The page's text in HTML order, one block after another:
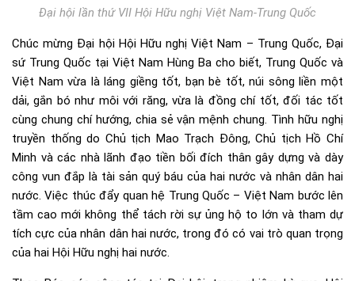
Đại hội lần thứ VII Hội Hữu nghị Việt Nam-Trung Quốc
Chúc mừng Đại hội Hội Hữu nghị Việt Nam – Trung Quốc, Đại
sứ Trung Quốc tại Việt Nam Hùng Ba cho biết, Trung Quốc và
Việt Nam vừa là láng giềng tốt, bạn bè tốt, núi sông liền một
dải, gắn bó như môi với răng, vừa là đồng chí tốt, đối tác tốt
cùng chung chí hướng, chia sẻ vận mệnh chung. Tình hữu nghị
truyền thống do Chủ tịch Mao Trạch Đông, Chủ tịch Hồ Chí
Minh và các nhà lãnh đạo tiền bối đích thân gây dựng và dày
công vun đắp là tài sản quý báu của hai nước và nhân dân hai
nước. Việc thúc đẩy quan hệ Trung Quốc – Việt Nam bước lên
tầm cao mới không thể tách rời sự ủng hộ to lớn và tham dự
tích cực của nhân dân hai nước, trong đó có vai trò quan trọng
của hai Hội Hữu nghị hai nước.